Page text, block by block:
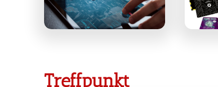
Treffpunkt